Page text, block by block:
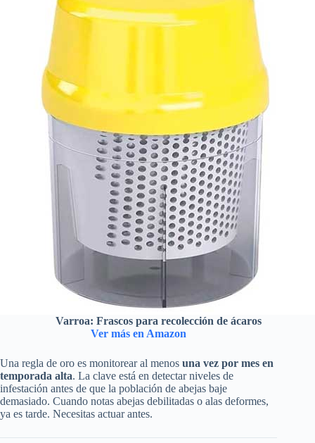
Varroa: Frascos para recolección de ácaros
Ver más en Amazon
Una regla de oro es monitorear al menos una vez por mes en
temporada alta. La clave está en detectar niveles de
infestación antes de que la población de abejas baje
demasiado. Cuando notas abejas debilitadas o alas deformes,
ya es tarde. Necesitas actuar antes.